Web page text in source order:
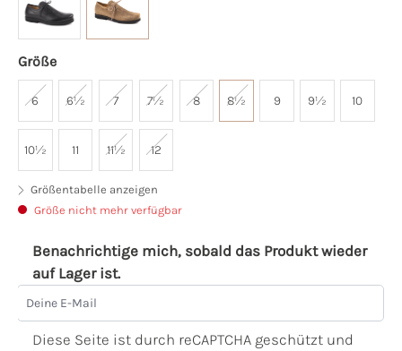
Größe
6 6½ 7 7½ 8 8½ 9 9½ 10
10½ 11 11½ 12
Größentabelle anzeigen
Größe nicht mehr verfügbar
Benachrichtige mich, sobald das Produkt wieder
auf Lager ist.
Deine E-Mail
Diese Seite ist durch reCAPTCHA geschützt und